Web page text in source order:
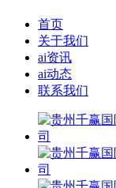
首页
关于我们
ai资讯
ai动态
联系我们